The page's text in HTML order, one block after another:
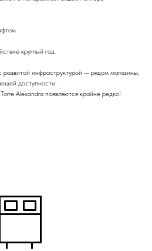
круглый год
инфраструктурой — рядом магазины,
доступности.
Alexandra появляются крайне редко!